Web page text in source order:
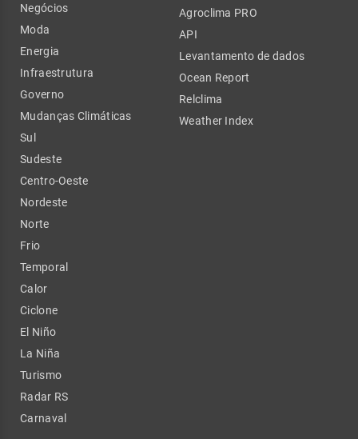
Negócios
Moda
Energia
Infraestrutura
Governo
Mudanças Climáticas
Sul
Sudeste
Centro-Oeste
Nordeste
Norte
Frio
Temporal
Calor
Ciclone
El Niño
La Niña
Turismo
Radar RS
Carnaval
Agroclima PRO
API
Levantamento de dados
Ocean Report
Relclima
Weather Index